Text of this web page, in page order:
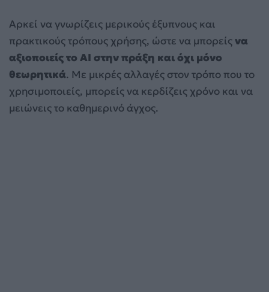
Αρκεί να γνωρίζεις μερικούς έξυπνους και
πρακτικούς τρόπους χρήσης, ώστε να μπορείςνα
αξιοποιείς το AI στην πράξη και όχι μόνο
θεωρητικά. Με μικρές αλλαγές στον τρόπο που το
χρησιμοποιείς, μπορείς να κερδίζεις χρόνο και να
μειώνεις το καθημερινό άγχος.